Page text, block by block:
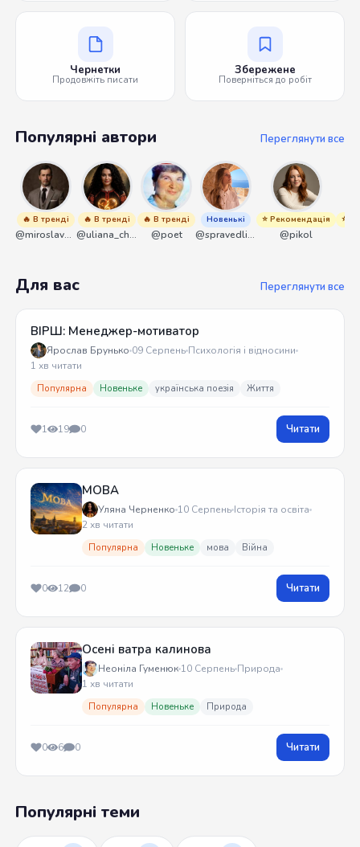
Чернетки
Продовжіть писати
Збережене
Поверніться до робіт
Популярні автори Переглянути все
🔥 В тренді
@miroslavmaniyk
🔥 В тренді
@uliana_chernenko
🔥 В тренді
@poet
Новенькі
@spravedliwa
⭐ Рекомендація
@pikol
⭐
Для вас Переглянути все
ВІРШ: Менеджер-мотиватор
Ярослав Брунько 09 Серпень Психологія і відносини
1 хв читати
Популярна Новеньке українська поезія Життя
1 19 0 Читати
МОВА
Уляна Черненко 10 Серпень Історія та освіта
2 хв читати
Популярна Новеньке мова Війна
0 12 0 Читати
Осені ватра калинова
Неоніла Гуменюк 10 Серпень Природа
1 хв читати
Популярна Новеньке Природа
0 6 0 Читати
Популярні теми